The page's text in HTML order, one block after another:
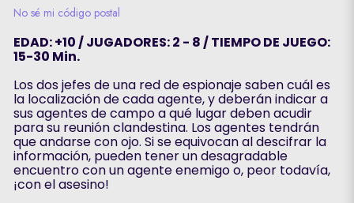
No sé mi código postal
EDAD: +10 / JUGADORES: 2 - 8 / TIEMPO DE JUEGO:
15-30 Min.
Los dos jefes de una red de espionaje saben cuál es
la localización de cada agente, y deberán indicar a
sus agentes de campo a qué lugar deben acudir
para su reunión clandestina. Los agentes tendrán
que andarse con ojo. Si se equivocan al descifrar la
información, pueden tener un desagradable
encuentro con un agente enemigo o, peor todavía,
¡con el asesino!